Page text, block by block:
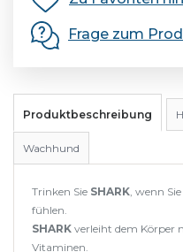
Frage zum
Produktbeschreibung
Wachhund
Trinken Sie SHARK, wenn
fühlen.
SHARK verleiht dem Körper
Vitaminen.